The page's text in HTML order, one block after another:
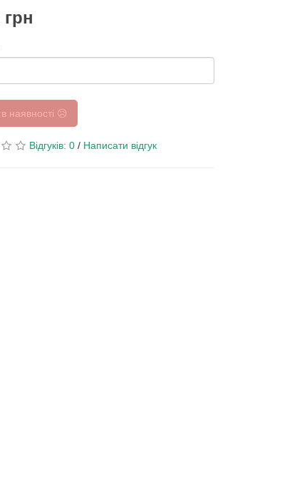
грн
наявності 😥
Відгуків: 0 / Написати відгук